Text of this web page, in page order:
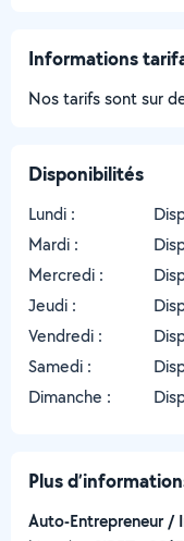
Informations
Nos tarifs sont sur
Disponibilités
Lundi :
Mardi :
Mercredi :
Jeudi :
Vendredi :
Samedi :
Dimanche :
Plus
Auto-Entrepreneur /